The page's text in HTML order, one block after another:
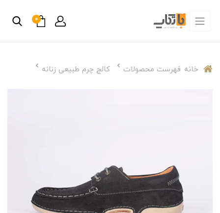
0
خانه فهرست محصولات کالج چرم طبیعی زنانه